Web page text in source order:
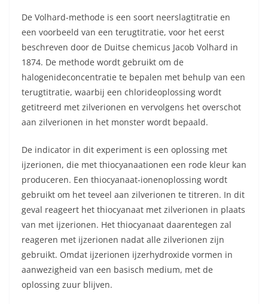
De Volhard-methode is een soort neerslagtitratie en
een voorbeeld van een terugtitratie, voor het eerst
beschreven door de Duitse chemicus Jacob Volhard in
1874. De methode wordt gebruikt om de
halogenideconcentratie te bepalen met behulp van een
terugtitratie, waarbij een chlorideoplossing wordt
getitreerd met zilverionen en vervolgens het overschot
aan zilverionen in het monster wordt bepaald.
De indicator in dit experiment is een oplossing met
ijzerionen, die met thiocyanaationen een rode kleur kan
produceren. Een thiocyanaat-ionenoplossing wordt
gebruikt om het teveel aan zilverionen te titreren. In dit
geval reageert het thiocyanaat met zilverionen in plaats
van met ijzerionen. Het thiocyanaat daarentegen zal
reageren met ijzerionen nadat alle zilverionen zijn
gebruikt. Omdat ijzerionen ijzerhydroxide vormen in
aanwezigheid van een basisch medium, met de
oplossing zuur blijven.